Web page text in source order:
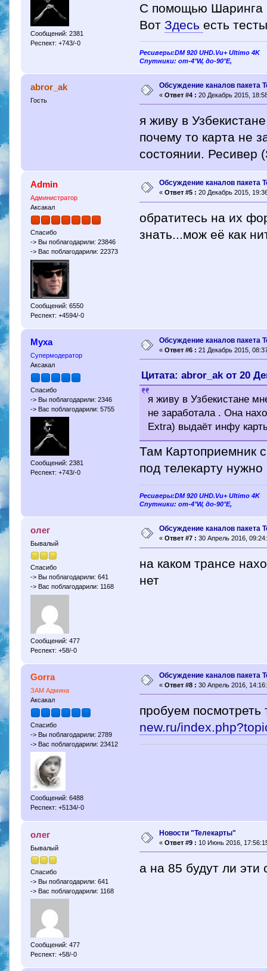
Сообщений: 2381
Респект: +743/-0
С помощью Шаринга
Вот Здесьесть
Ресиверы:DM 920 UHD.Vu+ Ultimo 4K
Спутники: от-4°W, до-90°E,
abror_ak
Гость
Обсуждение каналов пакета
« Ответ #4 : 20 Декабрь 2015,
я живу в
почему то карта не
состоянии. Ресивер
Admin
Администратор
Аксакал
Спасибо
-> Вы поблагодарили: 23846
-> Вас поблагодарили: 22373
Сообщений: 6550
Респект: +4594/-0
Обсуждение каналов пакета
« Ответ #5 : 20 Декабрь 2015,
обратитесь на их
знать...мож её как
Муха
Супермодератор
Аксакал
Спасибо
-> Вы поблагодарили: 2346
-> Вас поблагодарили: 5755
Сообщений: 2381
Респект: +743/-0
Обсуждение каналов пакета
« Ответ #6 : 21 Декабрь 2015,
Цитата: abror_ak от 20
я живу в Узбекистане
не заработала . Она
Extra) выдаёт инфу
Там Картоприемник
под телекарту
Ресиверы:DM 920 UHD.Vu+ Ultimo 4K
Спутники: от-4°W, до-90°E,
олег
Бывалый
Спасибо
-> Вы поблагодарили: 641
-> Вас поблагодарили: 1168
Сообщений: 477
Респект: +58/-0
Обсуждение каналов пакета
« Ответ #7 : 30 Апрель 2016,
на каком трансе
нет
Gorra
ЗАМ Админа
Аксакал
Спасибо
-> Вы поблагодарили: 2789
-> Вас поблагодарили: 23412
Сообщений: 6488
Респект: +5134/-0
Обсуждение каналов пакета
« Ответ #8 : 30 Апрель 2016,
пробуем
new.ru/
олег
Бывалый
Спасибо
-> Вы поблагодарили: 641
-> Вас поблагодарили: 1168
Сообщений: 477
Респект: +58/-0
Новости "Телекарты"
« Ответ #9 : 10 Июнь 2016,
а на 85 будут ли